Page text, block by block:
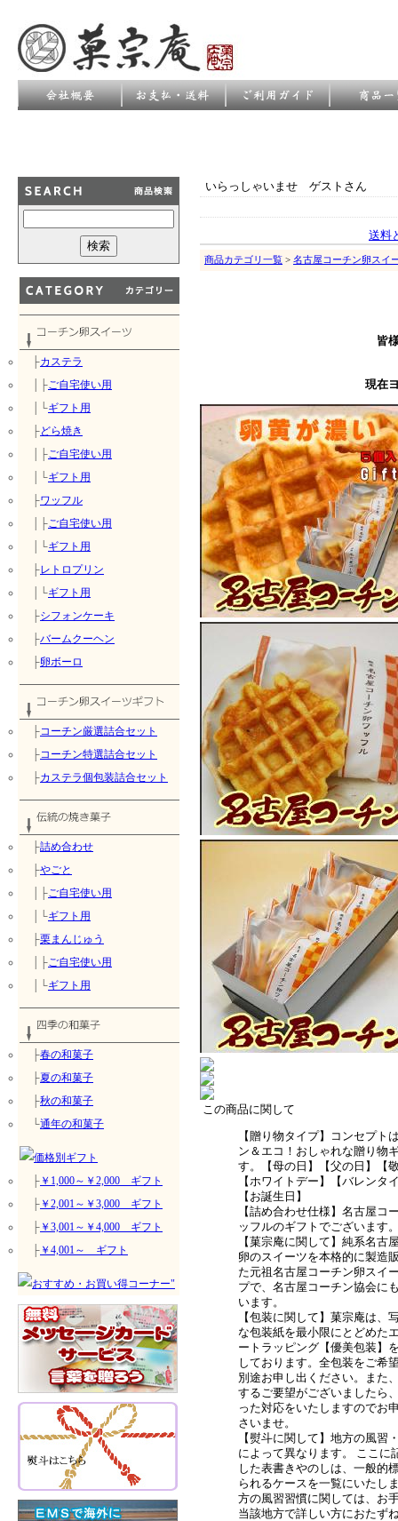
├カステラ
│├ご自宅使い用
│└ギフト用
├どら焼き
│├ご自宅使い用
│└ギフト用
├ワッフル
│├ご自宅使い用
│└ギフト用
├レトロプリン
│└ギフト用
├シフォンケーキ
├バームクーヘン
├卵ボーロ
├コーチン厳選詰合セット
├コーチン特選詰合セット
├カステラ個包装詰合セット
├詰め合わせ
├やごと
│├ご自宅使い用
│└ギフト用
├栗まんじゅう
│├ご自宅使い用
│└ギフト用
├春の和菓子
├夏の和菓子
├秋の和菓子
└通年の和菓子
├ ￥1,000～￥2,000 ギフト
├ ￥2,001～￥3,000 ギフト
├ ￥3,001～￥4,000 ギフト
├ ￥4,001～ ギフト
いらっしゃいませ ゲストさん
送料
商品カテゴリ一覧 > 名古屋コーチン卵スイ
皆
現在
この商品に関して
【贈り物タイプ】コンセプト
ン＆エコ！おしゃれな贈り物
す。【母の日】【父の日】【
【ホワイトデー】【バレンタ
【お誕生日】
【詰め合わせ仕様】名古屋コ
ッフルのギフトでございます
【菓宗庵に関して】純系名古
卵のスイーツを本格的に製造
た元祖名古屋コーチン卵スイ
プで、名古屋コーチン協会に
います。
【包装に関して】菓宗庵は、
な包装紙を最小限にとどめた
ートラッピング【優美包装】
しております。全包装をご希
別途お申し出ください。また
するご要望がございましたら
った対応をいたしますのでお
さいませ。
【熨斗に関して】地方の風習
によって異なります。 ここに
した表書きやのしは、一般的
られるケースを一覧にいたし
方の風習習慣に関しては、お
当該地方で詳しい方におたず